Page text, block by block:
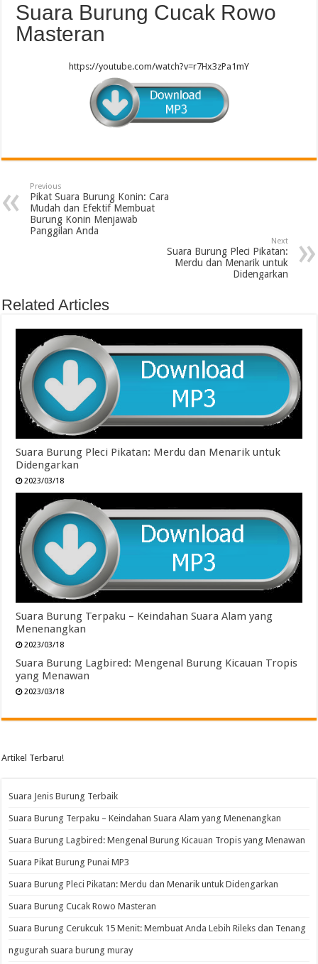
Suara Burung Cucak Rowo
Masteran
https://youtube.com/watch?v=r7Hx3zPa1mY
Previous
Pikat Suara Burung Konin: Cara
Mudah dan Efektif Membuat
Burung Konin Menjawab
Panggilan Anda
Next
Suara Burung Pleci Pikatan:
Merdu dan Menarik untuk
Didengarkan
Related Articles
Suara Burung Pleci Pikatan: Merdu dan Menarik untuk
Didengarkan
2023/03/18
Suara Burung Terpaku – Keindahan Suara Alam yang
Menenangkan
2023/03/18
Suara Burung Lagbired: Mengenal Burung Kicauan Tropis
yang Menawan
2023/03/18
Artikel Terbaru!
Suara Jenis Burung Terbaik
Suara Burung Terpaku – Keindahan Suara Alam yang Menenangkan
Suara Burung Lagbired: Mengenal Burung Kicauan Tropis yang Menawan
Suara Pikat Burung Punai MP3
Suara Burung Pleci Pikatan: Merdu dan Menarik untuk Didengarkan
Suara Burung Cucak Rowo Masteran
Suara Burung Cerukcuk 15 Menit: Membuat Anda Lebih Rileks dan Tenang
ngugurah suara burung muray